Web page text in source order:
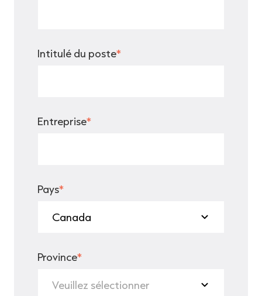
Intitulé du poste*
Entreprise*
Pays*
Province*